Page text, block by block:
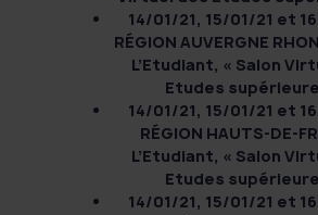
14/01/21, 15/01/21 et
RÉGION AUVERGNE
L’Etudiant, « Salon
Etudes
14/01/21, 15/01/21 et
RÉGION HAUTS-DE-
L’Etudiant, « Salon
Etudes
14/01/21, 15/01/21 et